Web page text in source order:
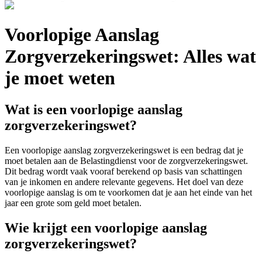
Voorlopige Aanslag
Zorgverzekeringswet: Alles wat
je moet weten
Wat is een voorlopige aanslag
zorgverzekeringswet?
Een voorlopige aanslag zorgverzekeringswet is een bedrag dat je
moet betalen aan de Belastingdienst voor de zorgverzekeringswet.
Dit bedrag wordt vaak vooraf berekend op basis van schattingen
van je inkomen en andere relevante gegevens. Het doel van deze
voorlopige aanslag is om te voorkomen dat je aan het einde van het
jaar een grote som geld moet betalen.
Wie krijgt een voorlopige aanslag
zorgverzekeringswet?